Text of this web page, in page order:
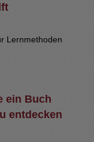
Lernmethoden
ein Buch
entdecken